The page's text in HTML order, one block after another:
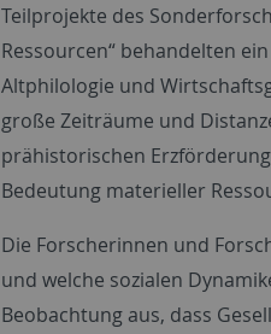
Teilprojekte des
Ressourcen“ behandelten
Altphilologie und
große Zeiträume und
prähistorischen
Bedeutung materieller
Die Forscherinnen und
und welche sozialen
Beobachtung aus, dass